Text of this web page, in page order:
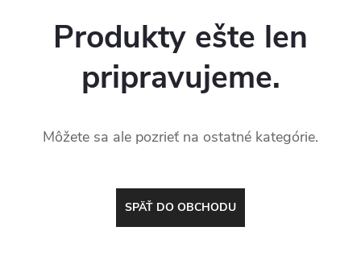
Produkty ešte len
pripravujeme.
Môžete sa ale pozrieť na ostatné kategórie.
SPÄŤ DO OBCHODU